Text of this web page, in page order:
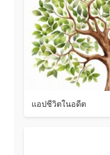
แอปชีวิตในอดีต